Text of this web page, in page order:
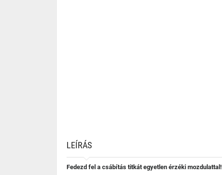
LEÍRÁS
Fedezd fel a csábítás titkát egyetlen érzéki mozdulattal!